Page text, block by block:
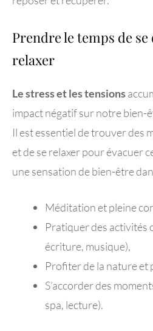
Prendre le temps de
relaxer
Le stress et les tensions
impact négatif sur notre bien-
Il est essentiel de trouver des
et de se relaxer pour évacuer
une sensation de bien-être
Méditation et pleine
Pratiquer des activités
écriture, musique),
Profiter de la nature et
S’accorder des
spa, lecture).